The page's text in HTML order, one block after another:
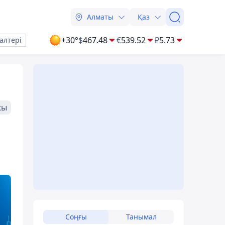
Алматы Қаз
+30°$467.48 €539.52 ₽5.73
Соңғы Танымал